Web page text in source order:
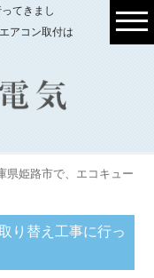
てきまし
アコン取付は
県姫路市で、エコキュー
り替え工事に行っ